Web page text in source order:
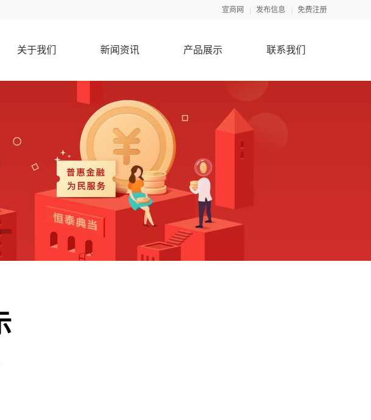
宣商网 发布信息 免费注册
关于我们 新闻资讯 产品展示 联系我们